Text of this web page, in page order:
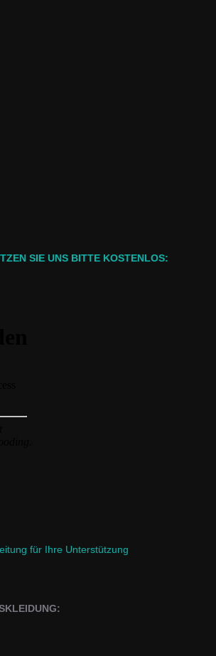
SIE UNS BITTE KOSTENLOS:
für Ihre Unterstützung